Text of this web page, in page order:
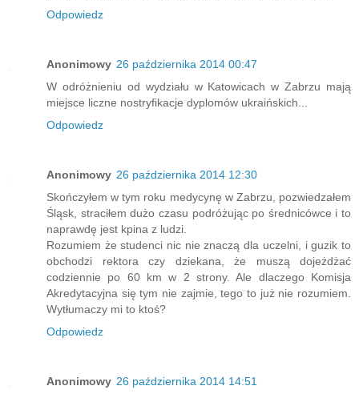
Odpowiedz
Anonimowy 26 października 2014 00:47
W odróżnieniu od wydziału w Katowicach w Zabrzu mają
miejsce liczne nostryfikacje dyplomów ukraińskich...
Odpowiedz
Anonimowy 26 października 2014 12:30
Skończyłem w tym roku medycynę w Zabrzu, pozwiedzałem
Śląsk, straciłem dużo czasu podróżując po średnicówce i to
naprawdę jest kpina z ludzi.
Rozumiem że studenci nic nie znaczą dla uczelni, i guzik to
obchodzi rektora czy dziekana, że muszą dojeżdżać
codziennie po 60 km w 2 strony. Ale dlaczego Komisja
Akredytacyjna się tym nie zajmie, tego to już nie rozumiem.
Wytłumaczy mi to ktoś?
Odpowiedz
Anonimowy 26 października 2014 14:51